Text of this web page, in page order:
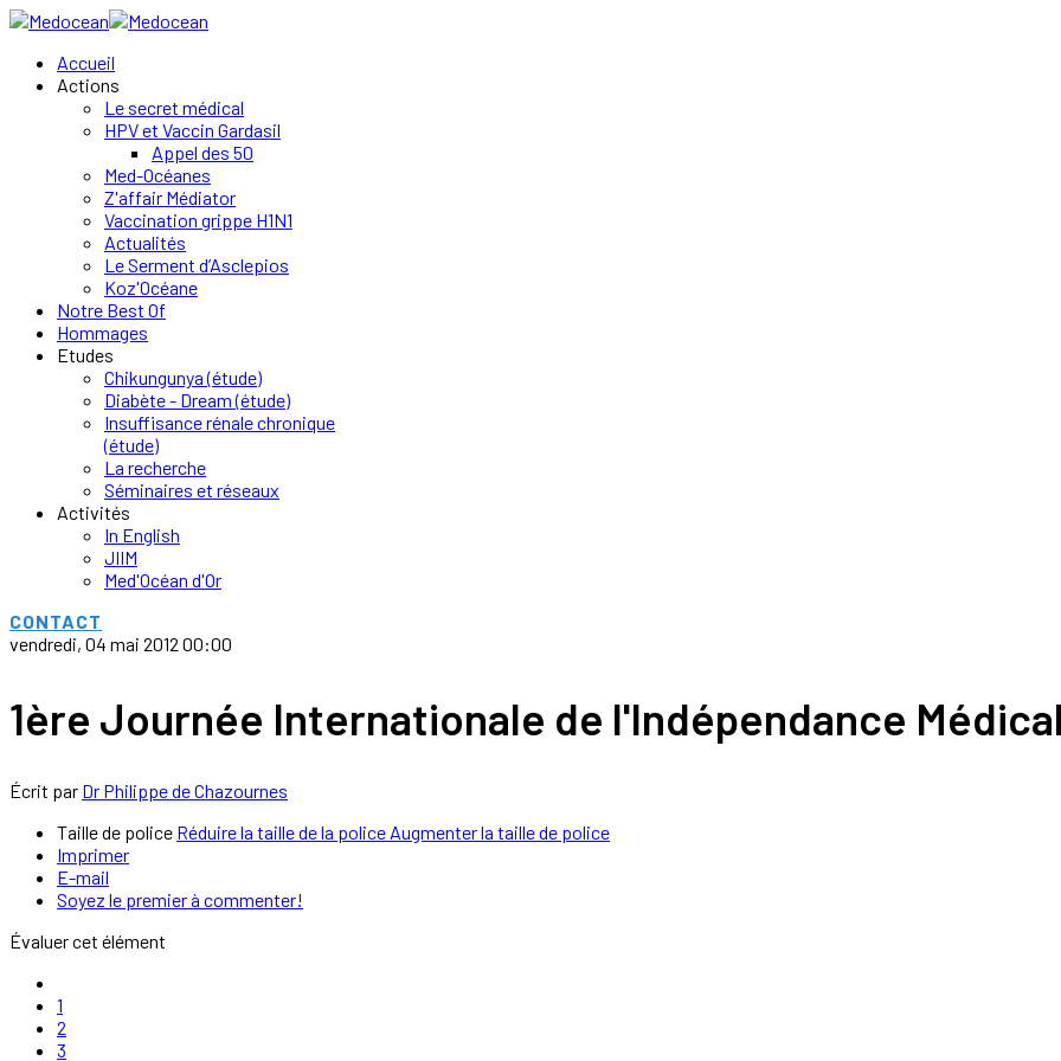
Accueil
Actions
Le secret médical
HPV et Vaccin Gardasil
Appel des 50
Med-Océanes
Z'affair Médiator
Vaccination grippe H1N1
Actualités
Le Serment d’Asclepios
Koz'Océane
Notre Best Of
Hommages
Etudes
Chikungunya (étude)
Diabète - Dream (étude)
Insuffisance rénale chronique
(étude)
La recherche
Séminaires et réseaux
Activités
In English
JIIM
Med'Océan d'Or
CONTACT
vendredi, 04 mai 2012 00:00
1ère Journée Internationale de l'Indépendance
Écrit par Dr Philippe de Chazournes
Taille de police Réduire la taille de la police Augmenter la taille de police
Imprimer
E-mail
Soyez le premier à commenter!
Évaluer cet élément
1
2
3